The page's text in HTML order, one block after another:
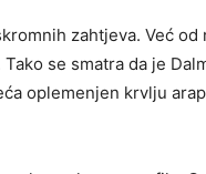
zahtjeva. Već
se smatra da je
oplemenjen krvlju